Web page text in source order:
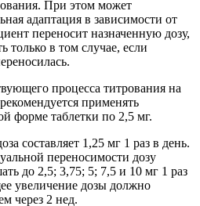
При этом может
адаптация в зависимости от
переносит назначенную дозу,
только в том случае, если
процесса титрования на
применять
форме таблетки по 2,5 мг.
составляет 1,25 мг 1 раз в день.
переносимости дозу
до 2,5; 3,75; 5; 7,5 и 10 мг 1 раз
увеличение дозы должно
через 2 нед.